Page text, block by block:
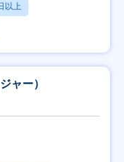
以上
ャー）